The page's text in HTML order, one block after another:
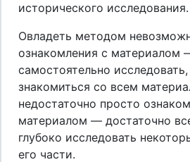
исторического исследования.
Овладеть методом
ознакомления с материалом
самостоятельно
знакомиться со всем
недостаточно просто
материалом — достаточно
глубоко исследовать
его части.